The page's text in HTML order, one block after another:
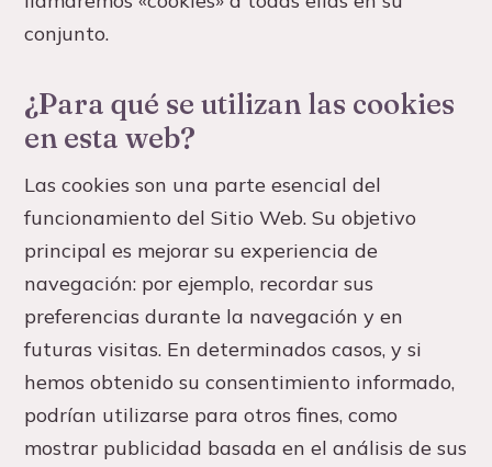
Canal de YouTube↗
Más de 240.000 personas
conjunto.
¿Para qué se utilizan las cookies
en esta web?
Las cookies son una parte esencial del
funcionamiento del Sitio Web. Su objetivo
principal es mejorar su experiencia de
navegación: por ejemplo, recordar sus
preferencias durante la navegación y en
futuras visitas. En determinados casos, y si
hemos obtenido su consentimiento informado,
podrían utilizarse para otros fines, como
mostrar publicidad basada en el análisis de sus